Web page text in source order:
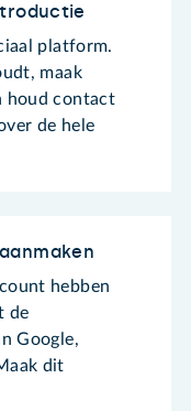
platform.
maak
houd contact
de hele
hebben
de
Google,
dit